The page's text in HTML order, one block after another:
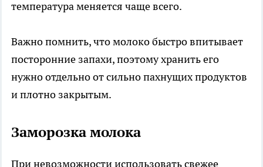
температура меняется чаще всего.
Важно помнить, что молоко быстро впитывает
посторонние запахи, поэтому хранить его
нужно отдельно от сильно пахнущих продуктов
и плотно закрытым.
Заморозка молока
При невозможности использовать свежее